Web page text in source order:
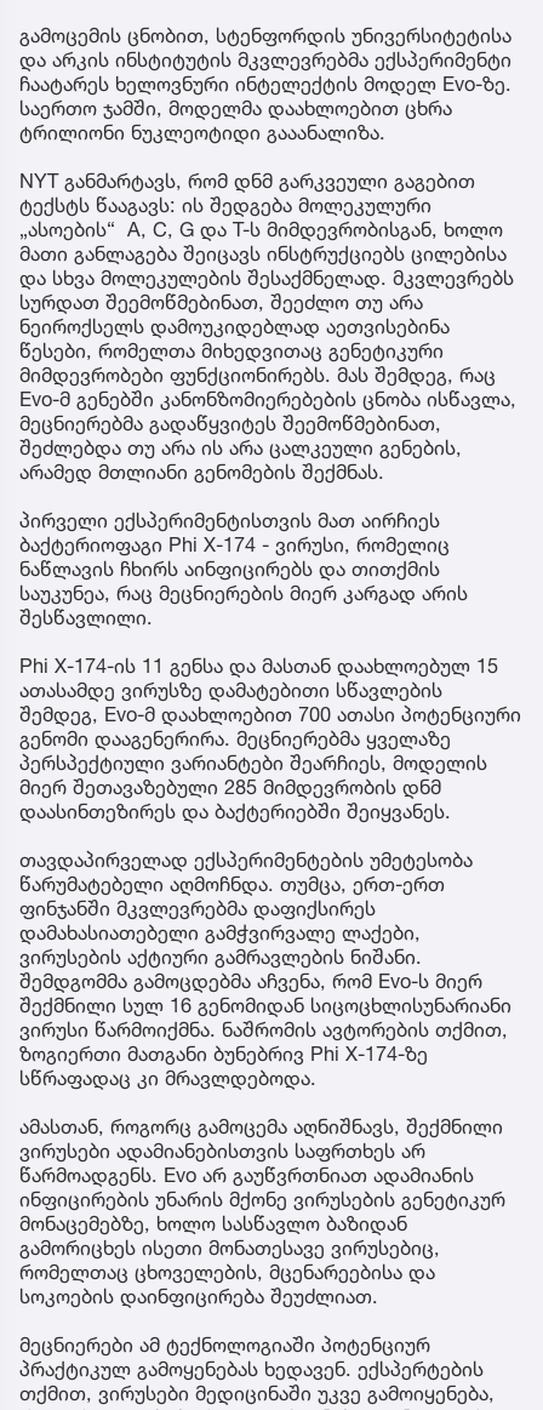
გამოცემის ცნობით, სტენფორდის უნივერსიტეტისა
და არკის ინსტიტუტის მკვლევრებმა ექსპერიმენტი
ჩაატარეს ხელოვნური ინტელექტის მოდელ Evo-ზე.
საერთო ჯამში, მოდელმა დაახლოებით ცხრა
ტრილიონი ნუკლეოტიდი გააანალიზა.
NYT განმარტავს, რომ დნმ გარკვეული გაგებით
ტექსტს წააგავს: ის შედგება მოლეკულური
„ასოების“ A, C, G და T-ს მიმდევრობისგან, ხოლო
მათი განლაგება შეიცავს ინსტრუქციებს ცილებისა
და სხვა მოლეკულების შესაქმნელად. მკვლევრებს
სურდათ შეემოწმებინათ, შეეძლო თუ არა
ნეიროქსელს დამოუკიდებლად აეთვისებინა
წესები, რომელთა მიხედვითაც გენეტიკური
მიმდევრობები ფუნქციონირებს. მას შემდეგ, რაც
Evo-მ გენებში კანონზომიერებების ცნობა ისწავლა,
მეცნიერებმა გადაწყვიტეს შეემოწმებინათ,
შეძლებდა თუ არა ის არა ცალკეული გენების,
არამედ მთლიანი გენომების შექმნას.
პირველი ექსპერიმენტისთვის მათ აირჩიეს
ბაქტერიოფაგი Phi X-174 - ვირუსი, რომელიც
ნაწლავის ჩხირს აინფიცირებს და თითქმის
საუკუნეა, რაც მეცნიერების მიერ კარგად არის
შესწავლილი.
Phi X-174-ის 11 გენსა და მასთან დაახლოებულ 15
ათასამდე ვირუსზე დამატებითი სწავლების
შემდეგ, Evo-მ დაახლოებით 700 ათასი პოტენციური
გენომი დააგენერირა. მეცნიერებმა ყველაზე
პერსპექტიული ვარიანტები შეარჩიეს, მოდელის
მიერ შეთავაზებული 285 მიმდევრობის დნმ
დაასინთეზირეს და ბაქტერიებში შეიყვანეს.
თავდაპირველად ექსპერიმენტების უმეტესობა
წარუმატებელი აღმოჩნდა. თუმცა, ერთ-ერთ
ფინჯანში მკვლევრებმა დაფიქსირეს
დამახასიათებელი გამჭვირვალე ლაქები,
ვირუსების აქტიური გამრავლების ნიშანი.
შემდგომმა გამოცდებმა აჩვენა, რომ Evo-ს მიერ
შექმნილი სულ 16 გენომიდან სიცოცხლისუნარიანი
ვირუსი წარმოიქმნა. ნაშრომის ავტორების თქმით,
ზოგიერთი მათგანი ბუნებრივ Phi X-174-ზე
სწრაფადაც კი მრავლდებოდა.
ამასთან, როგორც გამოცემა აღნიშნავს, შექმნილი
ვირუსები ადამიანებისთვის საფრთხეს არ
წარმოადგენს. Evo არ გაუწვრთნიათ ადამიანის
ინფიცირების უნარის მქონე ვირუსების გენეტიკურ
მონაცემებზე, ხოლო სასწავლო ბაზიდან
გამორიცხეს ისეთი მონათესავე ვირუსებიც,
რომელთაც ცხოველების, მცენარეებისა და
სოკოების დაინფიცირება შეუძლიათ.
მეცნიერები ამ ტექნოლოგიაში პოტენციურ
პრაქტიკულ გამოყენებას ხედავენ. ექსპერტების
თქმით, ვირუსები მედიცინაში უკვე გამოიყენება,